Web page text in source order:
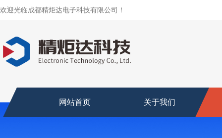
欢迎光临成都精炬达电子科技有限公司！
网站首页 关于我们